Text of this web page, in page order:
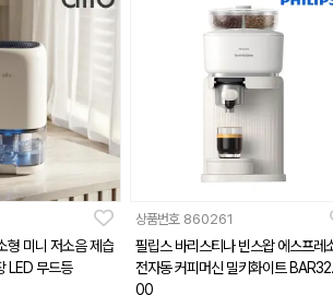
형 미니 저소음 제습
LED 무드등
상품번호 860261
필립스 바리스티나 빈스왑 에스프레
전자동 커피머신 밀키화이트
00